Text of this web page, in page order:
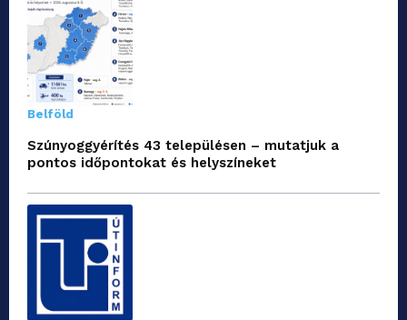
Belföld
Szúnyoggyérítés 43 településen – mutatjuk a
pontos időpontokat és helyszíneket